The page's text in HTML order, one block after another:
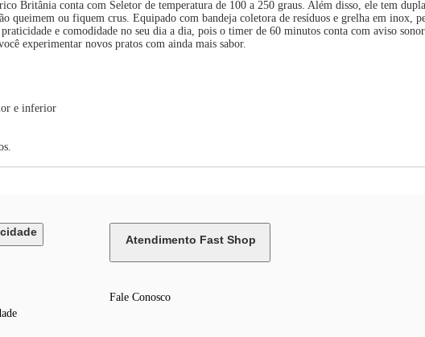
Britânia conta com Seletor de temperatura de 100 a 250 graus. Além disso, ele tem
queimem ou fiquem crus. Equipado com bandeja coletora de resíduos e grelha em inox,
e comodidade no seu dia a dia, pois o timer de 60 minutos conta com aviso
experimentar novos pratos com ainda mais sabor.
e inferior
Atendimento Fast Shop
Fale Conosco